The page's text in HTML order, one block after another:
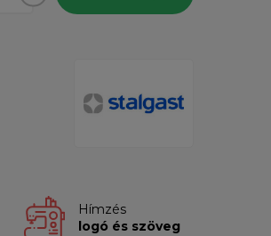
Hímzés
logó és szöveg